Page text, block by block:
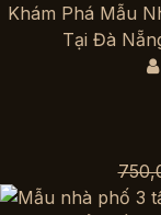
Khám Phá Mẫu
Tại Đà